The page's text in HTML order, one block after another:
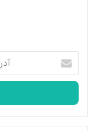
آدرس
ایمیل
خود
وارد
کنید